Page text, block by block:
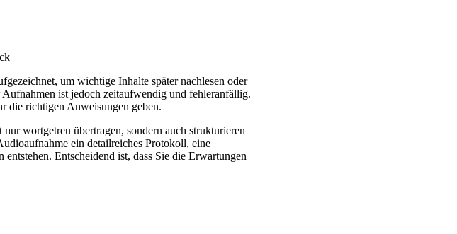
um wichtige Inhalte später nachlesen oder
ist jedoch zeitaufwendig und fehleranfällig.
die richtigen Anweisungen geben.
nur wortgetreu übertragen, sondern auch strukturieren
ein detailreiches Protokoll, eine
Entscheidend ist, dass Sie die Erwartungen